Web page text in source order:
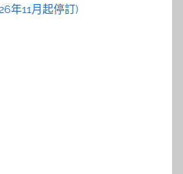
年11月起停訂)